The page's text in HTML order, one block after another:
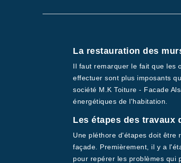
La restauration des
Il faut remarquer le fait que les
effectuer sont plus imposants
société M.K Toiture - Facade
énergétiques de l'habitation.
Les étapes des travaux
Une pléthore d'étapes doit être
façade. Premièrement, il y a
pour repérer les problèmes qui